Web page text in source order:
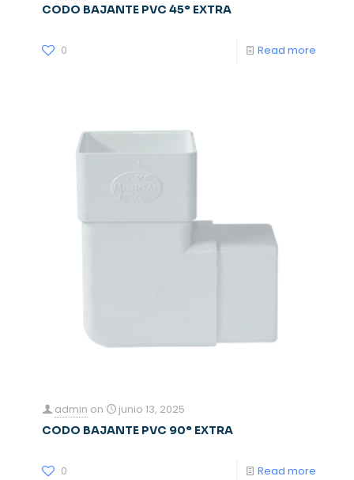
CODO BAJANTE PVC 45° EXTRA
0 Read more
admin on junio 13, 2025
CODO BAJANTE PVC 90° EXTRA
0 Read more